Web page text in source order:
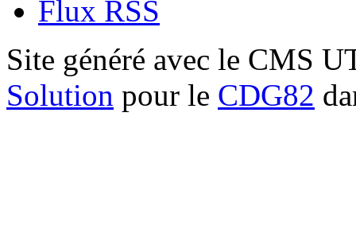
Flux RSS
Site généré avec le CMS
Solution pour le CDG82